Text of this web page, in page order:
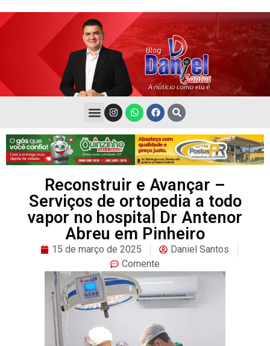
Reconstruir e Avançar –
Serviços de ortopedia a todo
vapor no hospital Dr Antenor
Abreu em Pinheiro
15 de março de 2025
Daniel Santos
Comente